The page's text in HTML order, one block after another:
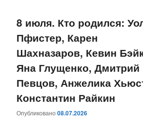
основному
содержимому
дополнительному
содержимому
8 июля. Кто родился:
Пфистер, Карен
Шахназаров, Кевин
Яна Глущенко, Дмитрий
Певцов, Анжелика
Константин Райкин
Опубликовано08.07.2026